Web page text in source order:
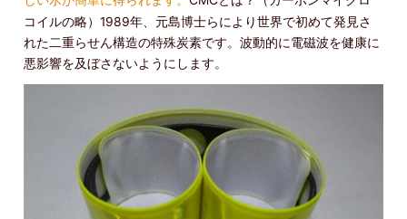
コイルの略）1989年、元島博士らにより世界で初めて発見さ
れた二重らせん構造の特殊炭素です。波動的に電磁波を健康に
悪影響を及ぼさないようにします。